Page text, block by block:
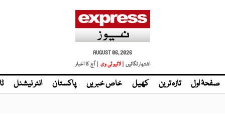
AUGUST 06, 2026
اشتہار لگائیں | لائیو ٹی وی | آج کا اخبار
صفحۂ اول تازہ ترین کھیل خاص خبریں پاکستان انٹر نیشنل